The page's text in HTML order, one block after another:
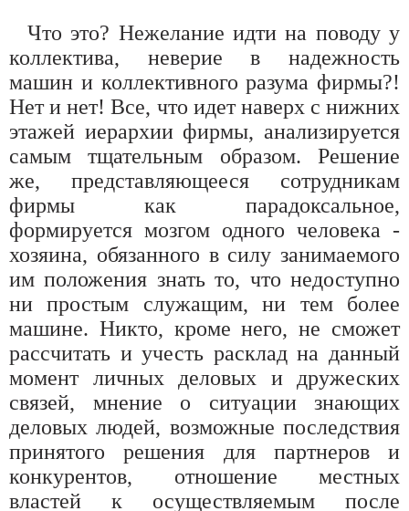
Что это? Нежелание идти на поводу у
коллектива, неверие в надежность
машин и коллективного разума фирмы?!
Нет и нет! Все, что идет наверх с нижних
этажей иерархии фирмы, анализируется
самым тщательным образом. Решение
же, представляющееся сотрудникам
фирмы как парадоксальное,
формируется мозгом одного человека -
хозяина, обязанного в силу занимаемого
им положения знать то, что недоступно
ни простым служащим, ни тем более
машине. Никто, кроме него, не сможет
рассчитать и учесть расклад на данный
момент личных деловых и дружеских
связей, мнение о ситуации знающих
деловых людей, возможные последствия
принятого решения для партнеров и
конкурентов, отношение местных
властей к осуществляемым после